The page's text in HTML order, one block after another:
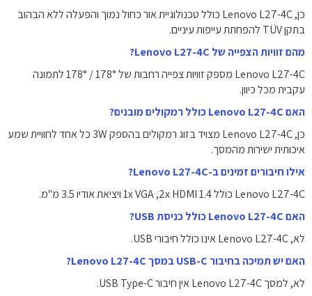
כן, Lenovo L27-4C כולל טכנולוגיית אור כחול נמוך והפעלה ללא הבהוב
בתקן TÜV להפחתת עייפות עיניים.
מהם זוויות הצפייה של Lenovo L27-4C?
Lenovo L27-4C מספק זוויות צפייה רחבות של ‎178° / 178°‎ לתמונה
עקבית מכל כיוון.
האם Lenovo L27-4C כולל רמקולים מובנים?
כן, Lenovo L27-4C מצויד בזוג רמקולים בהספק ‎3W‎ כל אחד לחוויית שמע
איכותית ישירות מהמסך.
אילו חיבורים זמינים ב-Lenovo L27-4C?
Lenovo L27-4C כולל ‎2x HDMI 1.4‎, ‏‎1x VGA‎ ויציאת אודיו 3.5 מ"מ.
האם Lenovo L27-4C כולל כניסת USB?
לא, Lenovo L27-4C אינו כולל חיבורי USB.
האם יש תמיכה בחיבור USB-C במסך Lenovo L27-4C?
לא, למסך Lenovo L27-4C אין חיבור USB Type-C.